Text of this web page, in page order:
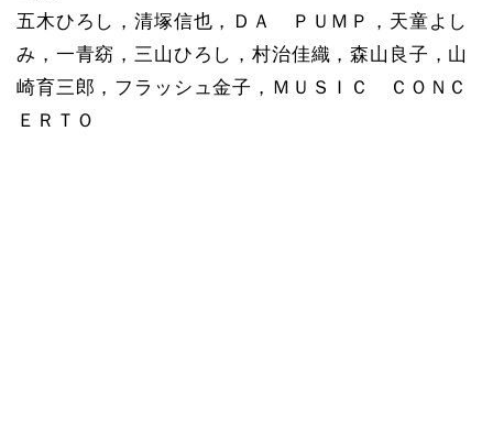
五木ひろし，清塚信也，ＤＡ ＰＵＭＰ，天童よし
み，一青窈，三山ひろし，村治佳織，森山良子，山
崎育三郎，フラッシュ金子，ＭＵＳＩＣ ＣＯＮＣ
ＥＲＴＯ